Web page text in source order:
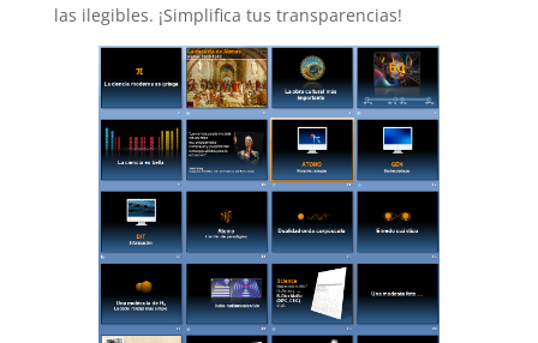
las ilegibles. ¡Simplifica tus transparencias!